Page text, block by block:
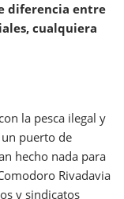
diferencia entre
cualquiera
la pesca ilegal y
puerto de
hecho nada para
Rivadavia
y sindicatos